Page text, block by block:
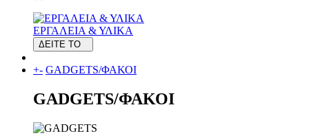
ΕΡΓΑΛΕΙΑ & ΥΛΙΚΑ
ΔΕΙΤΕ ΤΟ
+- GADGETS/ΦΑΚΟΙ
GADGETS/ΦΑΚΟΙ